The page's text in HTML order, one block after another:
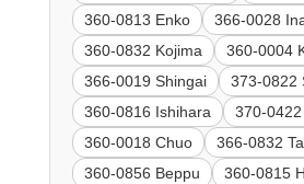
360-0813 Enko
366-0028
360-0832 Kojima
360-0004
366-0019 Shingai
373-0822
360-0816 Ishihara
370-
360-0018 Chuo
366-0832
360-0856 Beppu
360-0815